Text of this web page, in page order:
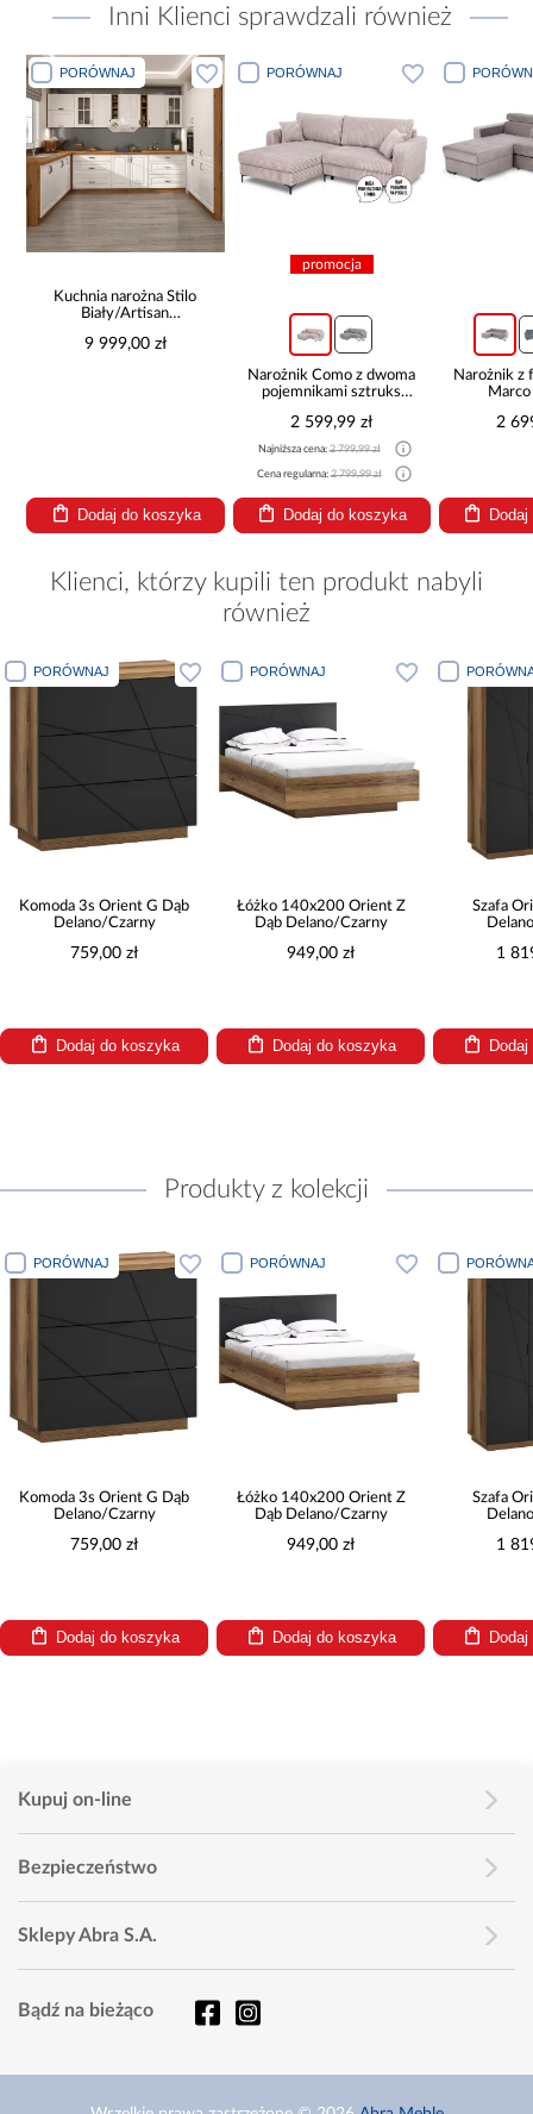
Inni Klienci sprawdzali również
PORÓWNAJ
Kuchnia narożna Stilo
Biały/Artisan
9 999,00 zł
Dodaj do koszyka
PORÓWNAJ
promocja
Narożnik Como z dwoma
pojemnikami sztruks
2 599,99 zł
Najniższa cena:2 799,99 zł
Cena regularna:2 799,99 zł
Dodaj do koszyka
Narożnik z
2
Klienci, którzy kupili ten produkt nabyli
również
PORÓWNAJ
Komoda 3s Orient G Dąb
Delano/Czarny
759,00 zł
Dodaj do koszyka
PORÓWNAJ
Łóżko 140x200 Orient Z
Dąb Delano/Czarny
949,00 zł
Dodaj do koszyka
Szafa
1
Produkty z kolekcji
PORÓWNAJ
Komoda 3s Orient G Dąb
Delano/Czarny
759,00 zł
Dodaj do koszyka
PORÓWNAJ
Łóżko 140x200 Orient Z
Dąb Delano/Czarny
949,00 zł
Dodaj do koszyka
Szafa
1
Kupuj on-line
Bezpieczeństwo
Sklepy Abra S.A.
Bądź na bieżąco